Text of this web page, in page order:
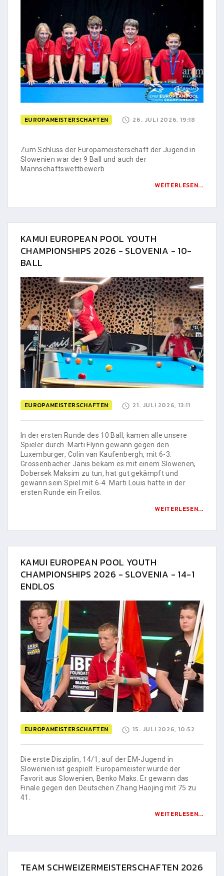
EUROPAMEISTERSCHAFTEN 26. JULI 2026, 19:18
Zum Schluss der Europameisterschaft der Jugend in
Slowenien war der 9 Ball und auch der
Mannschaftswettbewerb.
WEITERLESEN...
KAMUI EUROPEAN POOL YOUTH
CHAMPIONSHIPS 2026 - SLOVENIA - 10-
BALL
EUROPAMEISTERSCHAFTEN 21. JULI 2026, 13:11
In der ersten Runde des 10 Ball, kamen alle unsere
Spieler durch. Marti Flynn gewann gegen den
Luxemburger, Colin van Kaufenbergh, mit 6-3.
Grossenbacher Janis bekam es mit einem Slowenen,
Dobersek Maksim zu tun, hat gut gekämpft und
gewann sein Spiel mit 6-4. Marti Louis hatte in der
ersten Runde ein Freilos.
WEITERLESEN...
KAMUI EUROPEAN POOL YOUTH
CHAMPIONSHIPS 2026 - SLOVENIA - 14-1
ENDLOS
EUROPAMEISTERSCHAFTEN 15. JULI 2026, 10:52
Die erste Disziplin, 14/1, auf der EM-Jugend in
Slowenien ist gespielt. Europameister wurde der
Favorit aus Slowenien, Benko Maks. Er gewann das
Finale gegen den Deutschen Zhang Haojing mit 75 zu
41.
WEITERLESEN...
TEAM SCHWEIZERMEISTERSCHAFTEN 2026